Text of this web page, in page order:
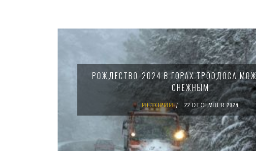
РОЖДЕСТВО-2024 В ГОРАХ ТРООДОСА
СНЕЖНЫМ
ИСТОРИИ 22 DECEMBER 2024
Pages